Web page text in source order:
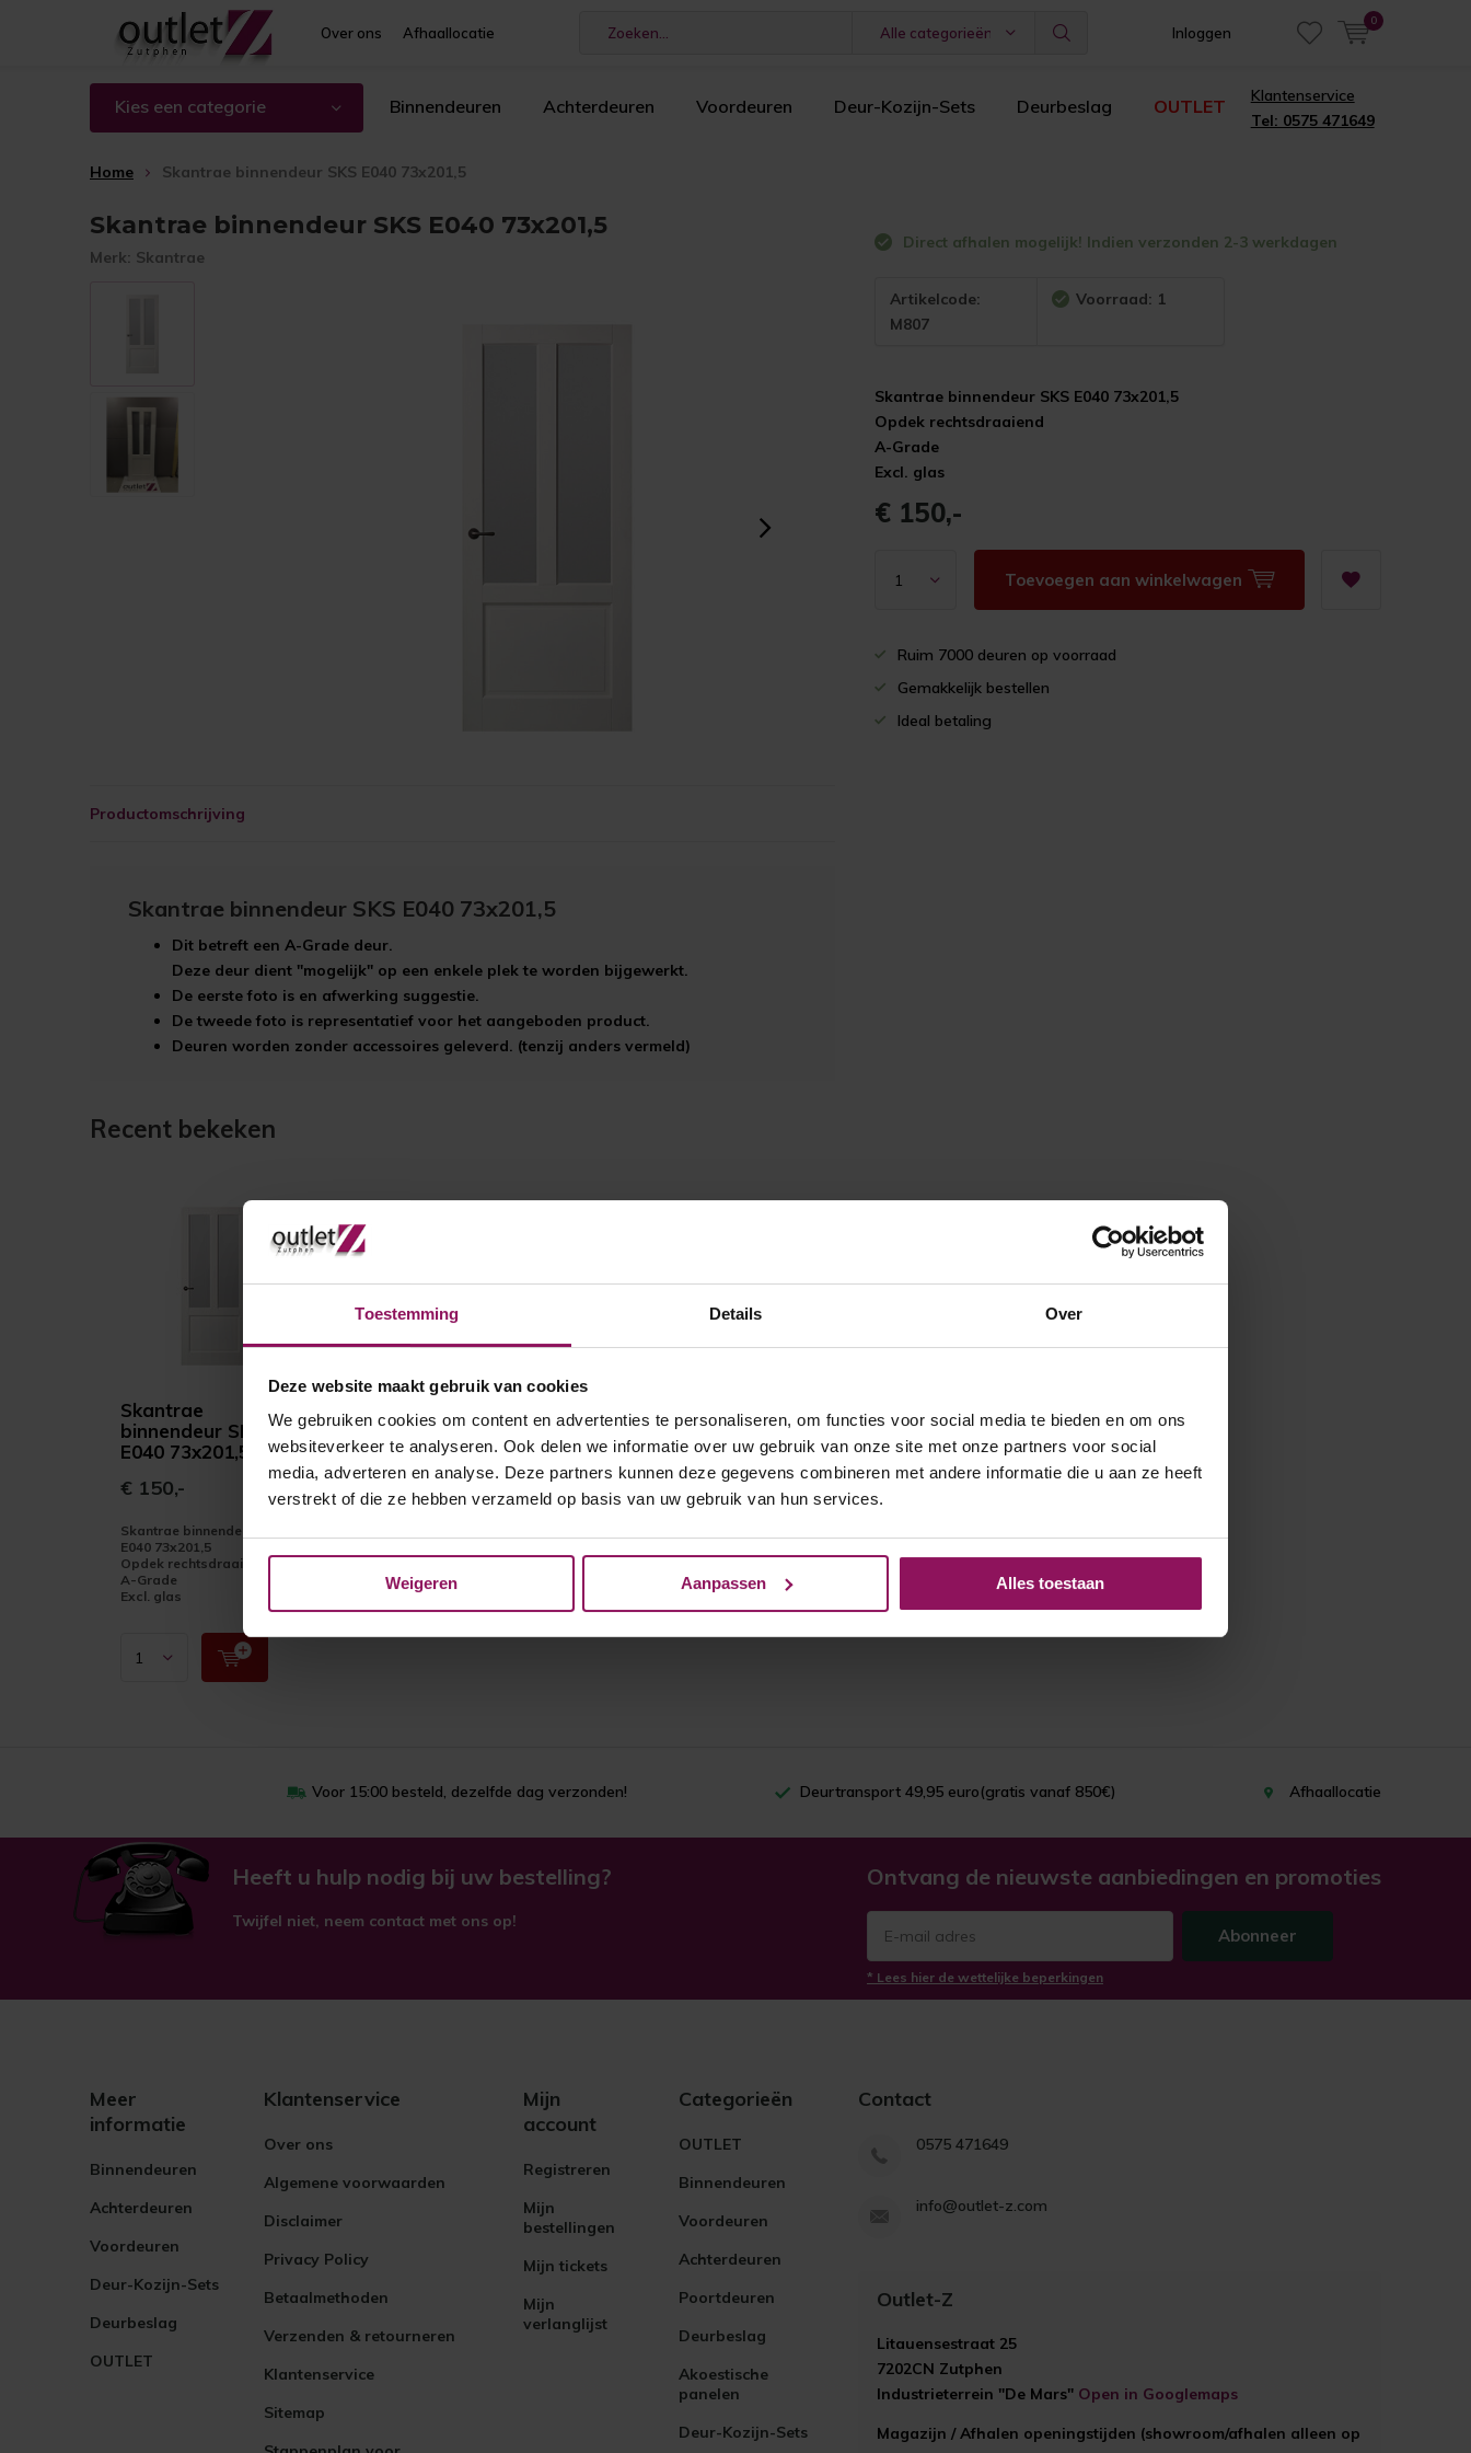
Toestemming Details Over
Deze website maakt gebruik van cookies
We gebruiken cookies om content en advertenties te personaliseren, om functies voor social media te bieden en om ons
websiteverkeer te analyseren. Ook delen we informatie over uw gebruik van onze site met onze partners voor social
media, adverteren en analyse. Deze partners kunnen deze gegevens combineren met andere informatie die u aan ze heeft
verstrekt of die ze hebben verzameld op basis van uw gebruik van hun services.
Weigeren Aanpassen Alles toestaan
Over ons Afhaallocatie Alle categorieën Inloggen
0
Kies een categorie Binnendeuren Achterdeuren Voordeuren Deur-Kozijn-Sets Deurbeslag OUTLET
Klantenservice
Tel: 0575 471649
Home Skantrae binnendeur SKS E040 73x201,5
Skantrae binnendeur SKS E040 73x201,5
Merk: Skantrae
Direct afhalen mogelijk! Indien verzonden 2-3 werkdagen
Artikelcode:
M807
Voorraad: 1
Skantrae binnendeur SKS E040 73x201,5
Opdek rechtsdraaiend
A-Grade
Excl. glas
€ 150,-
Toevoegen aan winkelwagen
Ruim 7000 deuren op voorraad
Gemakkelijk bestellen
Ideal betaling
Productomschrijving
Skantrae binnendeur SKS E040 73x201,5
Dit betreft een A-Grade deur.
Deze deur dient "mogelijk" op een enkele plek te worden bijgewerkt.
De eerste foto is en afwerking suggestie.
De tweede foto is representatief voor het aangeboden product.
Deuren worden zonder accessoires geleverd. (tenzij anders vermeld)
Recent bekeken
Skantrae
binnendeur SKS
E040 73x201,5
€ 150,-
Skantrae binnendeur SKS
E040 73x201,5
Opdek rechtsdraaiend
A-Grade
Excl. glas
Voor 15:00 besteld, dezelfde dag verzonden! Deurtransport 49,95 euro(gratis vanaf 850€) Afhaallocatie
Heeft u hulp nodig bij uw bestelling?
Twijfel niet, neem contact met ons op!
Ontvang de nieuwste aanbiedingen en promoties
Abonneer
* Lees hier de wettelijke beperkingen
Meer
informatie
Binnendeuren
Achterdeuren
Voordeuren
Deur-Kozijn-Sets
Deurbeslag
OUTLET
Klantenservice
Over ons
Algemene voorwaarden
Disclaimer
Privacy Policy
Betaalmethoden
Verzenden & retourneren
Klantenservice
Sitemap
Mijn
account
Registreren
Mijn
bestellingen
Mijn tickets
Mijn
verlanglijst
Categorieën
OUTLET
Binnendeuren
Voordeuren
Achterdeuren
Poortdeuren
Deurbeslag
Akoestische
panelen
Deur-Kozijn-Sets
Contact
0575 471649
info@outlet-z.com
Outlet-Z
Litauensestraat 25
7202CN Zutphen
Industrieterrein "De Mars" Open in Googlemaps
Magazijn / Afhalen openingstijden (showroom/afhalen alleen op